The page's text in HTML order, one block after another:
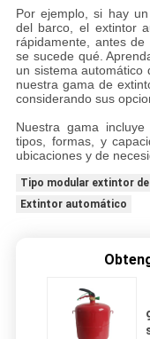
Por ejemplo, si hay
del barco, el extintor
rápidamente, antes
se sucede qué.
un sistema automático
nuestra gama de
considerando sus
Nuestra gama
tipos, formas, y
ubicaciones y de
Tipo modular extintor de
Extintor automático